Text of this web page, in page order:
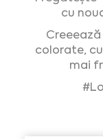
cu
colorate,
mai